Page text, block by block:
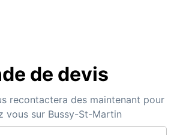
de devis
recontactera des maintenant pour
vous sur Bussy-St-Martin